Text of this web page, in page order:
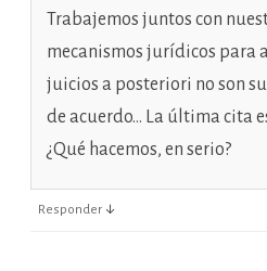
Trabajemos juntos con
mecanismos jurídicos para
juicios a posteriori no son
de acuerdo… La última cita
¿Qué hacemos, en serio?
Responder ↓